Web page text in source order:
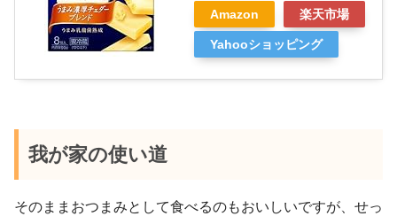
Amazon 楽天市場
Yahooショッピング
我が家の使い道
そのままおつまみとして食べるのもおいしいですが、せっ